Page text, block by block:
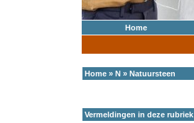
Home
Home » N » Natuursteen
Vermeldingen in deze rubriek